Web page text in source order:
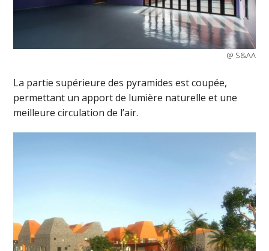
@ S&AA
La partie supérieure des pyramides est coupée,
permettant un apport de lumière naturelle et une
meilleure circulation de l’air.